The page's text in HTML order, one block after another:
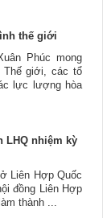
thế giới
Phúc mong
Thế giới, các tổ
lực lượng hòa
LHQ nhiệm kỳ
Liên Hợp Quốc
đồng Liên Hợp
thành ...